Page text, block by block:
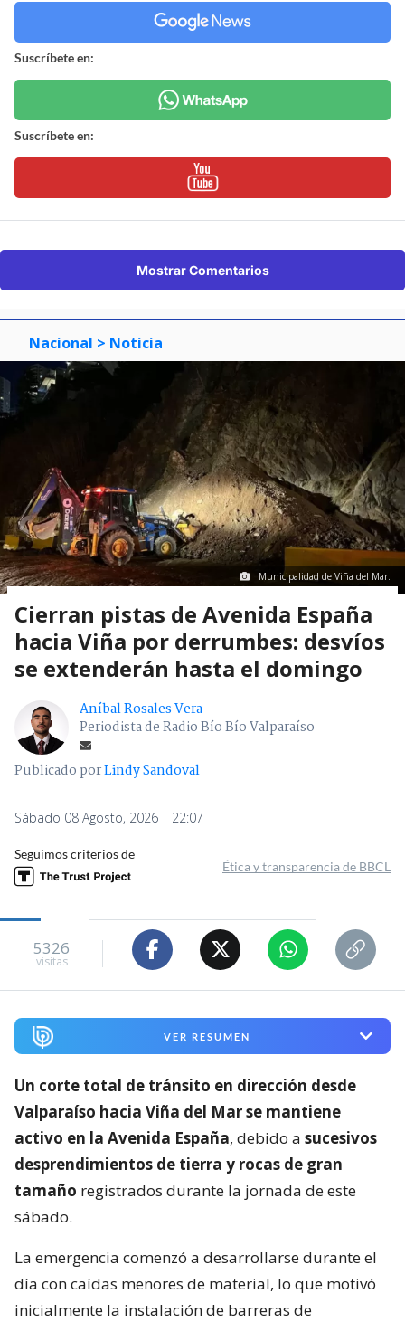
Suscríbete en:
Suscríbete en:
Mostrar Comentarios
Nacional > Noticia
Municipalidad de Viña del Mar.
Cierran pistas de Avenida España
hacia Viña por derrumbes: desvíos
se extenderán hasta el domingo
Aníbal Rosales Vera
Periodista de Radio Bío Bío Valparaíso
Publicado porLindy Sandoval
Sábado 08 Agosto, 2026 | 22:07
Seguimos criterios de
Ética y transparencia de BBCL
5326
visitas
VER RESUMEN
Un corte total de tránsito en dirección desde
Valparaíso hacia Viña del Mar se mantiene
activo en la Avenida España, debido a sucesivos
desprendimientos de tierra y rocas de gran
tamaño registrados durante la jornada de este
sábado.
La emergencia comenzó a desarrollarse durante el
día con caídas menores de material, lo que motivó
inicialmente la instalación de barreras de